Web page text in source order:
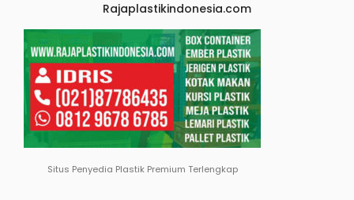
Rajaplastikindonesia.com
Situs Penyedia Plastik Premium Terlengkap